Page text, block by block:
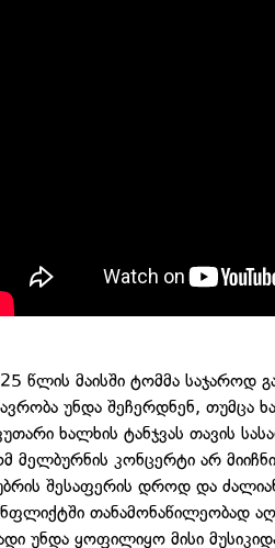
წლის მაისში ტომმა საჯაროდ
უნდა შეჩერდნენ, თუმცა
ხალხის ტანჯვას თავის
მელბურნის კონცერტი არ
შესაფერის დროდ და
თანამონაწილეობად
უნდა ყოფილიყო მისი